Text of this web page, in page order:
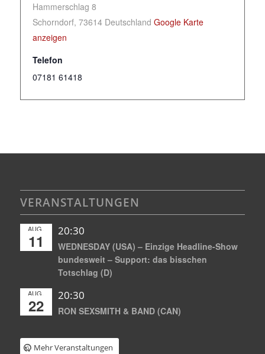
Hammerschlag 8
Schorndorf, 73614 Deutschland Google Karte
anzeigen
Telefon
07181 61418
VERANSTALTUNGEN
AUG.
11
20:30
WEDNESDAY (USA) – Einzige Headline-Show
bundesweit – Support: das bisschen
Totschlag (D)
AUG.
22
20:30
RON SEXSMITH & BAND (CAN)
Mehr Veranstaltungen